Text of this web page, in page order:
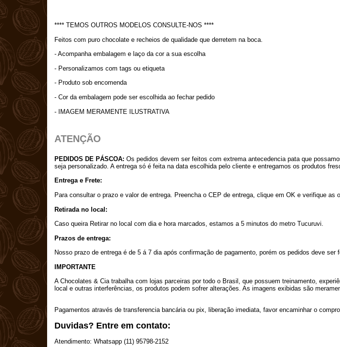
**** TEMOS OUTROS MODELOS CONSULTE-NOS ****
Feitos com puro chocolate e recheios de qualidade que derretem na boca.
- Acompanha embalagem e laço da cor a sua escolha
- Personalizamos com tags ou etiqueta
- Produto sob encomenda
- Cor da embalagem pode ser escolhida ao fechar pedido
- IMAGEM MERAMENTE ILUSTRATIVA
ATENÇÃO
PEDIDOS DE PÁSCOA: Os pedidos devem ser feitos com extrema antecedencia pata que
seja personalizado. A entrega só é feita na data escolhida pelo cliente e entregamos os produtos
Entrega e Frete:
Para consultar o prazo e valor de entrega. Preencha o CEP de entrega, clique em OK e verifique as
Retirada no local:
Caso queira Retirar no local com dia e hora marcados, estamos a 5 minutos do metro Tucuruvi.
Prazos de entrega:
Nosso prazo de entrega é de 5 á 7 dia após confirmação de pagamento, porém os pedidos deve
IMPORTANTE
A Chocolates & Cia trabalha com lojas parceiras por todo o Brasil, que possuem treinamento,
local e outras interferências, os produtos podem sofrer alterações. As imagens exibidas são
Pagamentos através de transferencia bancária ou pix, liberação imediata, favor encaminhar o
Duvidas? Entre em contato:
Atendimento: Whatsapp (11) 95798-2152